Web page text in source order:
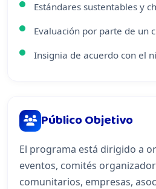
Estándares sustentables y
Evaluación por parte de un
Insignia de acuerdo con el
Público Objetivo
El programa está dirigido a
eventos, comités
comunitarios, empresas,